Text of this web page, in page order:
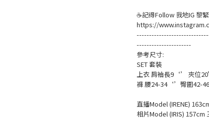
☕記得Follow 我地IG 黎
https://
----------------------
參考尺寸:
SET 套裝
上衣 肩袖長9‘’ 夾位
褲 腰24-34‘’臀圍42-
直播Model (IRENE)
相片Model (IRIS) 157cm